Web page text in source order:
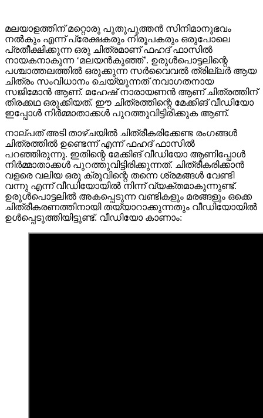
മലയാളത്തിന് മറ്റൊരു പുതുപുത്തൻ സിനിമാനുഭവം
നൽകും എന്ന് പ്രേക്ഷകരും നിരൂപകരും ഒരുപോലെ
പ്രതീക്ഷിക്കുന്ന ഒരു ചിത്രമാണ് ഫഹദ് ഫാസിൽ
നായകനാകുന്ന ‘മലയൻകുഞ്ഞ്’. ഉരുൾപൊട്ടലിന്റെ
പശ്ചാത്തലത്തിൽ ഒരുക്കുന്ന സർവൈവൽ ത്രില്ലർ ആയ
ചിത്രം സംവിധാനം ചെയ്യുന്നത് നവാഗതനായ
സജിമോൻ ആണ്. മഹേഷ് നാരായണൻ ആണ് ചിത്രത്തിന്
തിരക്കഥ ഒരുക്കിയത്. ഈ ചിത്രത്തിന്റെ മേക്കിങ് വീഡിയോ
ഇപ്പോൾ നിർമ്മാതാക്കൾ പുറത്തുവിട്ടിരിക്കുക ആണ്.
നാല്പത് അടി താഴ്ചയിൽ ചിത്രീകരിക്കേണ്ട രംഗങ്ങൾ
ചിത്രത്തിൽ ഉണ്ടെന്ന് എന്ന് ഫഹദ് ഫാസിൽ
പറഞ്ഞിരുന്നു. ഇതിന്റെ മേക്കിങ് വീഡിയോ ആണിപ്പോൾ
നിർമ്മാതാക്കൾ പുറത്തുവിട്ടിരിക്കുന്നത്. ചിത്രീകരിക്കാൻ
വളരെ വലിയ ഒരു ക്രൂവിന്റെ തന്നെ ശ്രമങ്ങൾ വേണ്ടി
വന്നു എന്ന് വീഡിയോയിൽ നിന്ന് വ്യക്തമാകുന്നുണ്ട്.
ഉരുൾപൊട്ടലിൽ അകപ്പെടുന്ന വണ്ടികളും മരങ്ങളും ഒക്കെ
ചിത്രീകരണത്തിനായി തയ്യാറാക്കുന്നതും വീഡിയോയിൽ
ഉൾപ്പെടുത്തിയിട്ടുണ്ട്. വീഡിയോ കാണാം: